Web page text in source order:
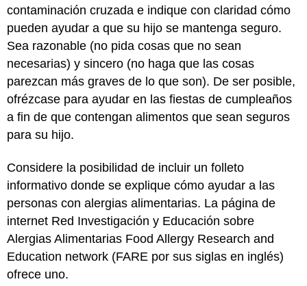
contaminación cruzada e indique con claridad cómo
pueden ayudar a que su hijo se mantenga seguro.
Sea razonable (no pida cosas que no sean
necesarias) y sincero (no haga que las cosas
parezcan más graves de lo que son). De ser posible,
ofrézcase para ayudar en las fiestas de cumpleaños
a fin de que contengan alimentos que sean seguros
para su hijo.
Considere la posibilidad de incluir un folleto
informativo donde se explique cómo ayudar a las
personas con alergias alimentarias. La página de
internet Red Investigación y Educación sobre
Alergias Alimentarias Food Allergy Research and
Education network (FARE por sus siglas en inglés)
ofrece uno.